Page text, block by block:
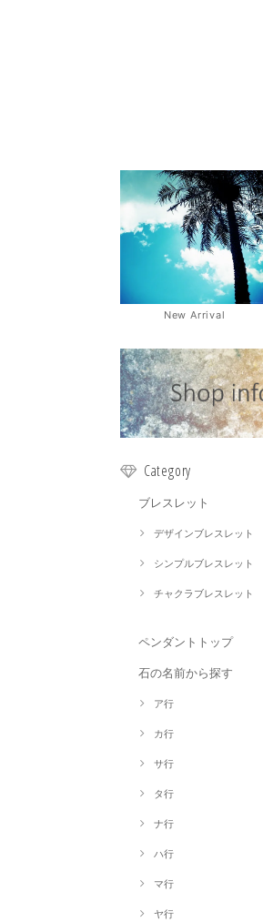
New Arrival
Category
ブレスレット
デザインブレスレット
シンプルブレスレット
チャクラブレスレット
ペンダントトップ
石の名前から探す
ア行
カ行
サ行
タ行
ナ行
ハ行
マ行
ヤ行